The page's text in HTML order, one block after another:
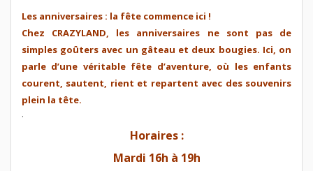
Les anniversaires : la fête commence ici !
Chez CRAZYLAND, les anniversaires ne sont pas de
simples goûters avec un gâteau et deux bougies. Ici, on
parle d’une véritable fête d’aventure, où les enfants
courent, sautent, rient et repartent avec des souvenirs
plein la tête.
.
Horaires :
Mardi 16h à 19h